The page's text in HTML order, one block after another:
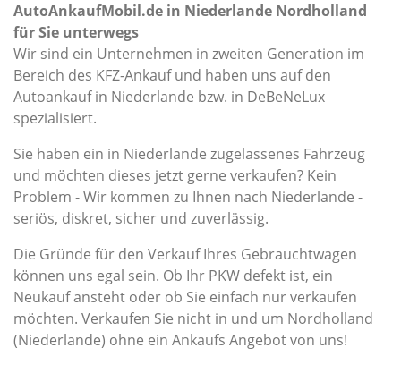
AutoAnkaufMobil.de in Niederlande Nordholland
für Sie unterwegs
Wir sind ein Unternehmen in zweiten Generation im
Bereich des KFZ-Ankauf und haben uns auf den
Autoankauf in Niederlande bzw. in DeBeNeLux
spezialisiert.
Sie haben ein in Niederlande zugelassenes Fahrzeug
und möchten dieses jetzt gerne verkaufen? Kein
Problem - Wir kommen zu Ihnen nach Niederlande -
seriös, diskret, sicher und zuverlässig.
Die Gründe für den Verkauf Ihres Gebrauchtwagen
können uns egal sein. Ob Ihr PKW defekt ist, ein
Neukauf ansteht oder ob Sie einfach nur verkaufen
möchten. Verkaufen Sie nicht in und um Nordholland
(Niederlande) ohne ein Ankaufs Angebot von uns!